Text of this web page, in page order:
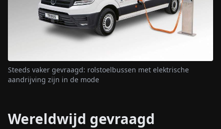
Steeds vaker gevraagd: rolstoelbussen met elektrische
aandrijving zijn in de mode
Wereldwijd gevraagd